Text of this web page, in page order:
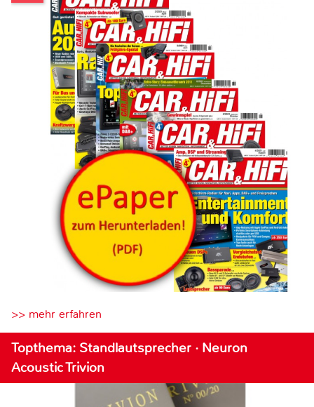
>> mehr erfahren
Topthema: Standlautsprecher · Neuron
Acoustic Trivion